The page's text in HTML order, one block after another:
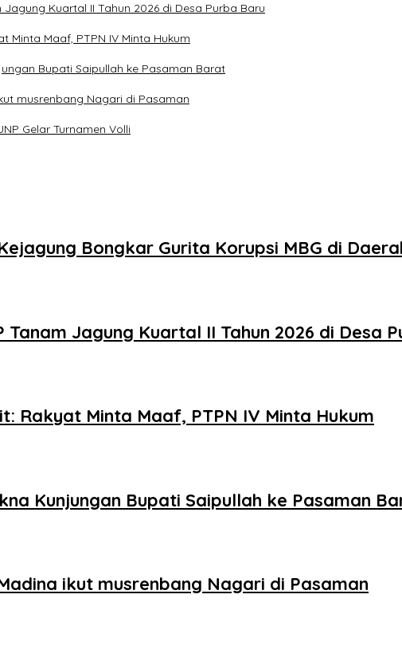
Jagung Kuartal II Tahun 2026 di Desa Purba Baru
Minta Maaf, PTPN IV Minta Hukum
Bupati Saipullah ke Pasaman Barat
musrenbang Nagari di Pasaman
Gelar Turnamen Volli
Bongkar Gurita Korupsi MBG di
Tanam Jagung Kuartal II Tahun 2026 di Desa
Rakyat Minta Maaf, PTPN IV Minta Hukum
Kunjungan Bupati Saipullah ke Pasaman
ikut musrenbang Nagari di Pasaman